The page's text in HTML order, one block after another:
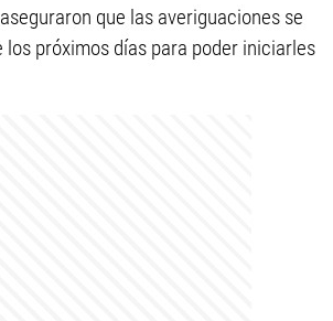
que las averiguaciones se
próximos días para poder iniciarles